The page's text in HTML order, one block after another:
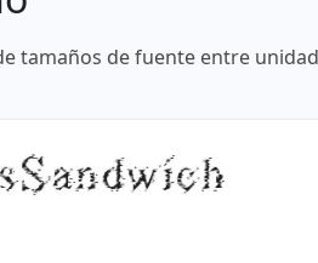
tamaños de fuente entre